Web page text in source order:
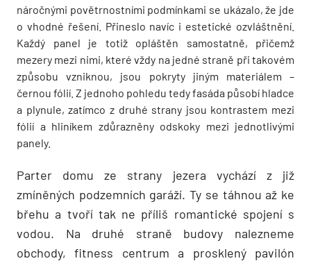
náročnými povětrnostními podmínkami se ukázalo, že jde
o vhodné řešení. Přineslo navíc i estetické ozvláštnění.
Každý panel je totiž opláštěn samostatně, přičemž
mezery mezi nimi, které vždy na jedné straně při takovém
způsobu vzniknou, jsou pokryty jiným materiálem –
černou fólií. Z jednoho pohledu tedy fasáda působí hladce
a plynule, zatímco z druhé strany jsou kontrastem mezi
fólií a hliníkem zdůrazněny odskoky mezi jednotlivými
panely.
Parter domu ze strany jezera vychází z již
zmíněných podzemních garáží. Ty se táhnou až ke
břehu a tvoří tak ne příliš romantické spojení s
vodou. Na druhé straně budovy nalezneme
obchody, fitness centrum a prosklený pavilón